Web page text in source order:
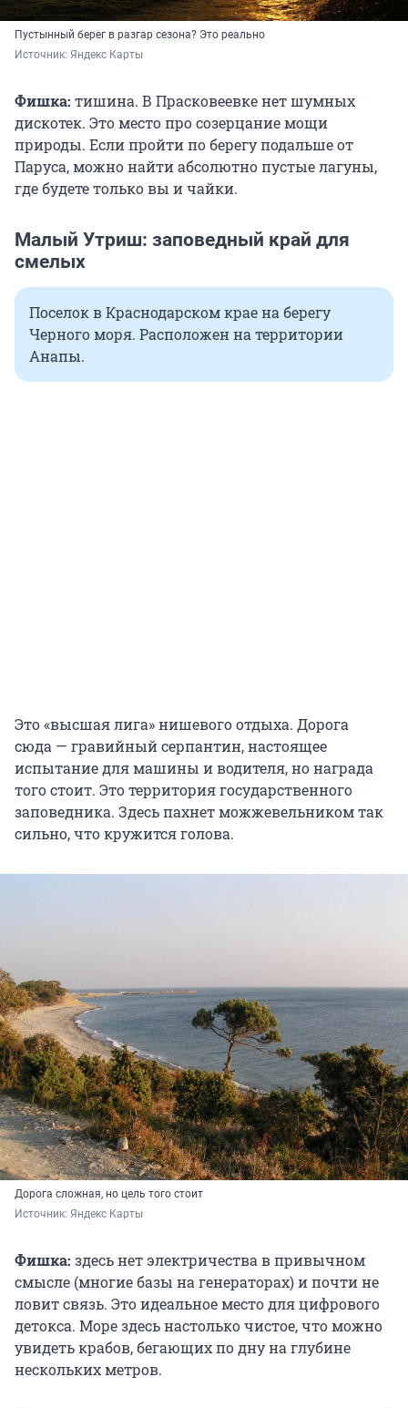
Пустынный берег в разгар сезона? Это реально
Источник: Яндекс Карты
Фишка: тишина. В Прасковеевке нет шумных
дискотек. Это место про созерцание мощи
природы. Если пройти по берегу подальше от
Паруса, можно найти абсолютно пустые лагуны,
где будете только вы и чайки.
Малый Утриш: заповедный край для
смелых
Поселок в Краснодарском крае на берегу
Черного моря. Расположен на территории
Анапы.
Это «высшая лига» нишевого отдыха. Дорога
сюда — гравийный серпантин, настоящее
испытание для машины и водителя, но награда
того стоит. Это территория государственного
заповедника. Здесь пахнет можжевельником так
сильно, что кружится голова.
Дорога сложная, но цель того стоит
Источник: Яндекс Карты
Фишка: здесь нет электричества в привычном
смысле (многие базы на генераторах) и почти не
ловит связь. Это идеальное место для цифрового
детокса. Море здесь настолько чистое, что можно
увидеть крабов, бегающих по дну на глубине
нескольких метров.